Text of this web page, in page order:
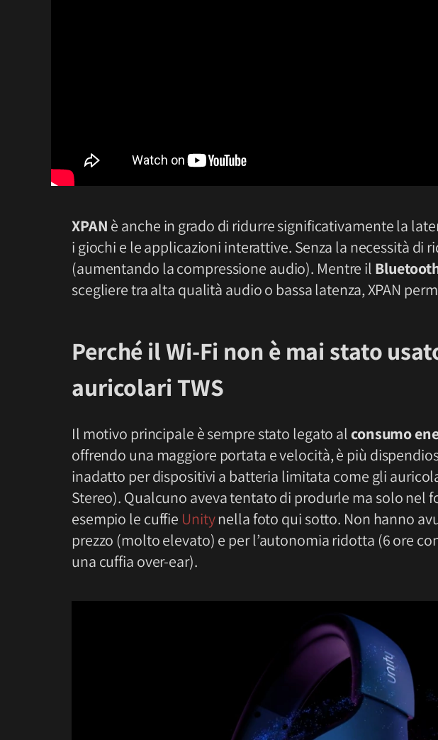
XPAN è anche in grado di ridurre significativamente la
i giochi e le applicazioni interattive. Senza la necessità di
(aumentando la compressione audio). Mentre il
scegliere tra alta qualità audio o bassa latenza, XPAN
Perché il Wi-Fi non è mai stato
auricolari TWS
Il motivo principale è sempre stato legato alconsumo
offrendo una maggiore portata e velocità, è più
inadatto per dispositivi a batteria limitata come gli
Stereo). Qualcuno aveva tentato di produrle ma solo nel
esempio le cuffie Unitynella foto qui sotto. Non hanno
prezzo (molto elevato) e per l’autonomia ridotta (6 ore
una cuffia over-ear).